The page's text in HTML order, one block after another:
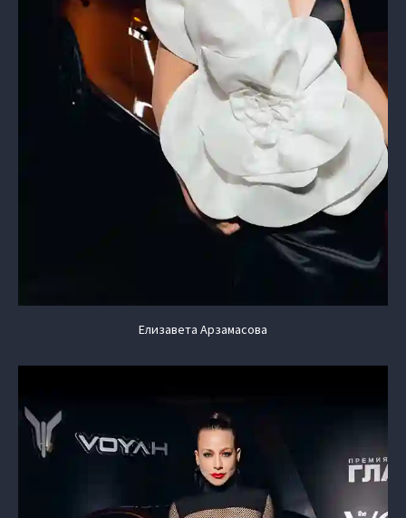
Елизавета Арзамасова